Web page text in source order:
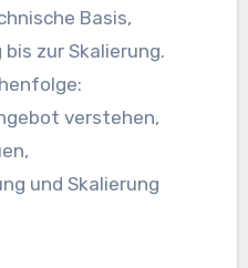
Basis,
z‬ur Skalierung.
verstehen,
u‬nd Skalierung